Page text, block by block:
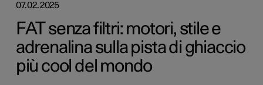
07.02.2025
FAT senza filtri: motori, stile e
adrenalina sulla pista di ghiaccio
più cool del mondo